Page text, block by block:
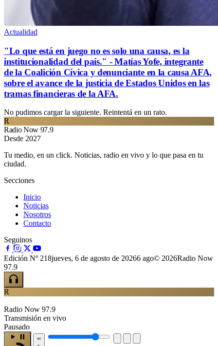
Actualidad
"Lo que está en juego no es solo una causa, es la
institucionalidad del país." - Matías Yofe, integrante
de la Coalición Cívica y denunciante en la causa AFA,
sobre el avance de la justicia de Estados Unidos en las
tramas financieras de la AFA.
No pudimos cargar la siguiente. Reintentá en un rato.
R
Radio Now 97.9
Desde 2027
Tu medio, en un click. Noticias, radio en vivo y lo que pasa en tu
ciudad.
Secciones
Inicio
Noticias
Nosotros
Contacto
Seguinos
Edición Nº 218jueves, 6 de agosto de 20266 ago© 2026Radio Now
97.9
R
Radio Now 97.9
Transmisión en vivo
Pausado